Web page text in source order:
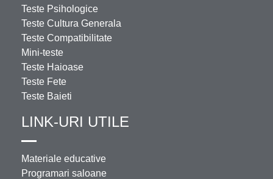
Teste Psihologice
Teste Cultura Generala
Teste Compatibilitate
Mini-teste
Teste Haioase
Teste Fete
Teste Baieti
LINK-URI UTILE
Materiale educative
Programari saloane